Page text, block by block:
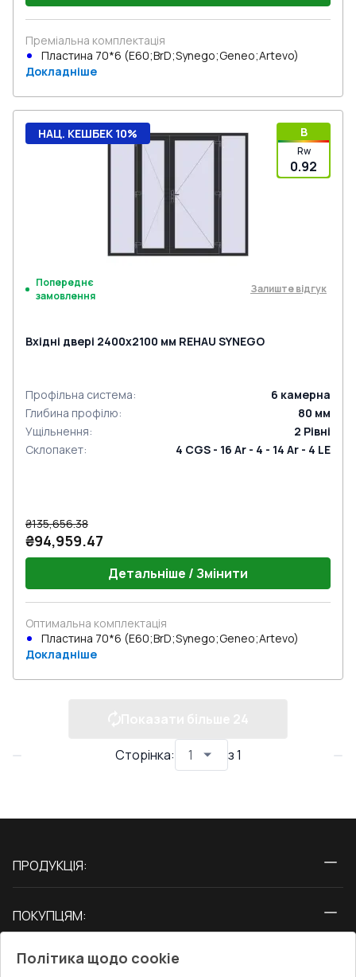
Преміальна комплектація
Пластина 70*6 (E60;BrD;Synego;Geneo;Artevo)
Докладніше
B
Rw
0.92
НАЦ. КЕШБЕК 10%
Попереднє
замовлення
Залиште відгук
Вхідні двері 2400x2100 мм REHAU SYNEGO
Профільна система: 6 камерна
Глибина профілю: 80 мм
Ущільнення: 2 Рівні
Склопакет: 4 CGS - 16 Ar - 4 - 14 Ar - 4 LE
₴135,656.38
₴94,959.47
Детальніше / Змінити
Оптимальна комплектація
Пластина 70*6 (E60;BrD;Synego;Geneo;Artevo)
Докладніше
Сторінка: з1
ПРОДУКЦІЯ:
Двері
ПОКУПЦЯМ:
СЕРВІС ТА ОБЛУГОВУВАННЯ:
Політика щодо cookie